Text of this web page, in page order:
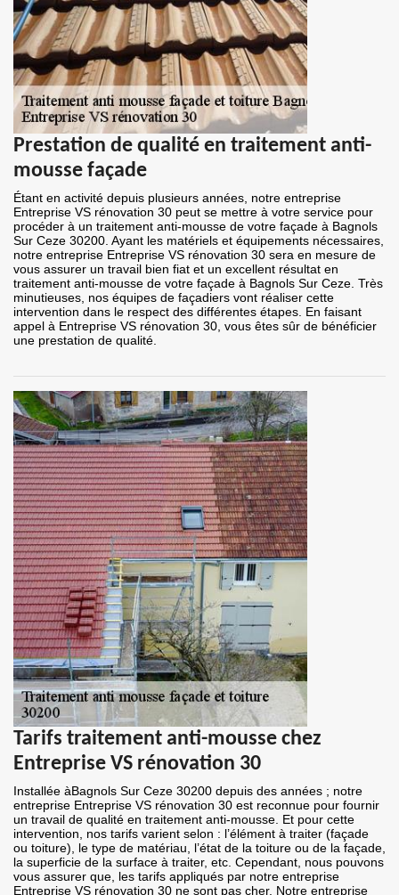
Prestation de qualité en traitement anti-
mousse façade
Étant en activité depuis plusieurs années, notre entreprise
Entreprise VS rénovation 30 peut se mettre à votre service pour
procéder à un traitement anti-mousse de votre façade à Bagnols
Sur Ceze 30200. Ayant les matériels et équipements nécessaires,
notre entreprise Entreprise VS rénovation 30 sera en mesure de
vous assurer un travail bien fiat et un excellent résultat en
traitement anti-mousse de votre façade à Bagnols Sur Ceze. Très
minutieuses, nos équipes de façadiers vont réaliser cette
intervention dans le respect des différentes étapes. En faisant
appel à Entreprise VS rénovation 30, vous êtes sûr de bénéficier
une prestation de qualité.
Tarifs traitement anti-mousse chez
Entreprise VS rénovation 30
Installée àBagnols Sur Ceze 30200 depuis des années ; notre
entreprise Entreprise VS rénovation 30 est reconnue pour fournir
un travail de qualité en traitement anti-mousse. Et pour cette
intervention, nos tarifs varient selon : l’élément à traiter (façade
ou toiture), le type de matériau, l’état de la toiture ou de la façade,
la superficie de la surface à traiter, etc. Cependant, nous pouvons
vous assurer que, les tarifs appliqués par notre entreprise
Entreprise VS rénovation 30 ne sont pas cher. Notre entreprise